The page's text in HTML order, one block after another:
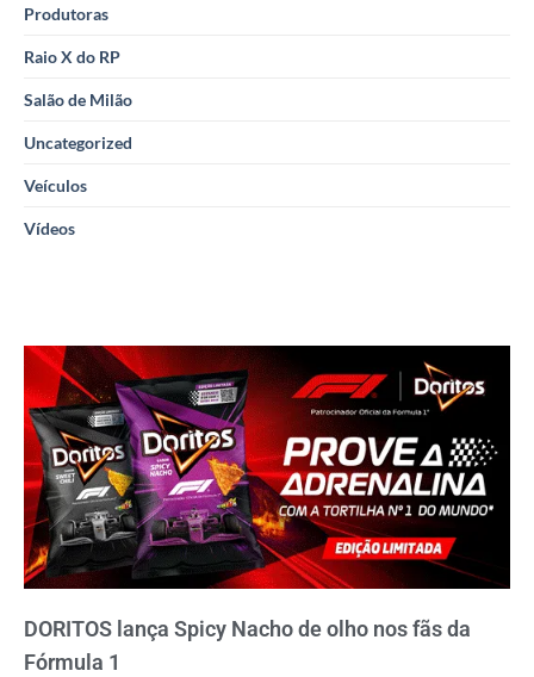
Produtoras
Raio X do RP
Salão de Milão
Uncategorized
Veículos
Vídeos
DORITOS lança Spicy Nacho de olho nos fãs da
Fórmula 1